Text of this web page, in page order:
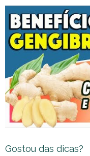
Gostou das dicas?